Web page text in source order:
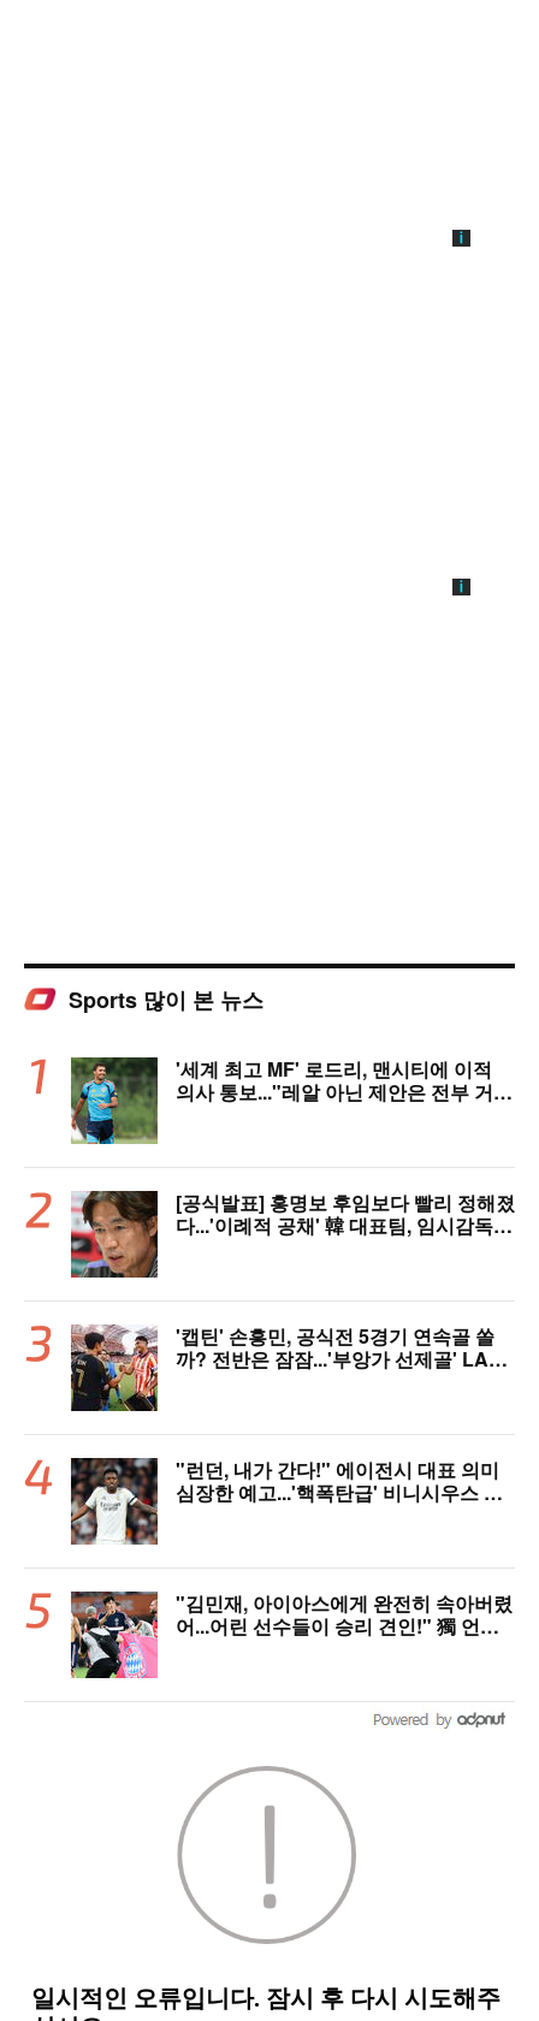
Sports 많이 본 뉴스
'세계 최고 MF' 로드리, 맨시티에 이적
의사 통보..."레알 아닌 제안은 전부 거
[공식발표] 홍명보 후임보다 빨리 정해졌
다...'이례적 공채' 韓 대표팀, 임시감독
'캡틴' 손흥민, 공식전 5경기 연속골 쏠
까? 전반은 잠잠...'부앙가 선제골' LAF
"런던, 내가 간다!" 에이전시 대표 의미
심장한 예고...'핵폭탄급' 비니시우스 아
"김민재, 아이아스에게 완전히 속아버렸
어...어린 선수들이 승리 견인!" 獨 언론,